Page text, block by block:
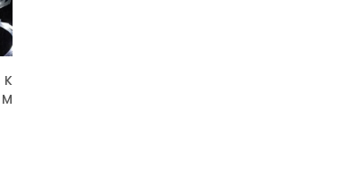
K
M